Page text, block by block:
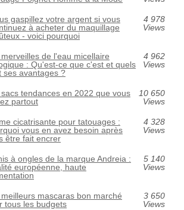
gaspillez votre argent si vous
à acheter du maquillage
- voici pourquoi
4 978
Views
de l'eau micellaire
: Qu'est-ce que c'est et quels
ses avantages ?
4 962
Views
sacs tendances en 2022 que vous
partout
10 650
Views
cicatrisante pour tatouages :
vous en avez besoin après
être fait encrer
4 328
Views
à ongles de la marque Andreia :
européenne, haute
5 140
Views
mascaras bon marché
tous les budgets
3 650
Views